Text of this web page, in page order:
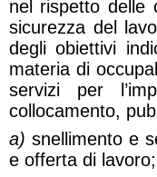
nel rispetto delle
sicurezza del
degli obiettivi
materia di
servizi per
collocamento,
a) snellimento e
e offerta di lavoro;